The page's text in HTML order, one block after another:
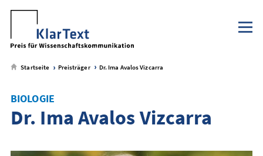
zum
Metamenü
zum
Hauptmenü
zum
Seiteninhalt
zum
Footer-
Menü
Startseite Preisträger Dr. Ima Avalos Vizcarra
BIOLOGIE
Dr. Ima Avalos Vizcarra